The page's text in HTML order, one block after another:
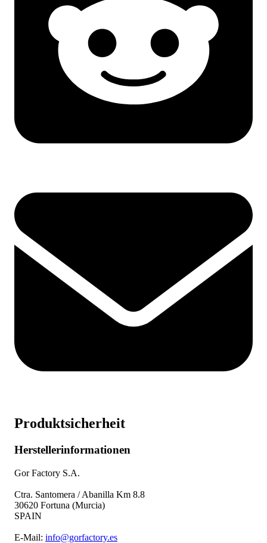
Produktsicherheit
Herstellerinformationen
Gor Factory S.A.
Ctra. Santomera / Abanilla Km 8.8
30620 Fortuna (Murcia)
SPAIN
E-Mail: info@gorfactory.es